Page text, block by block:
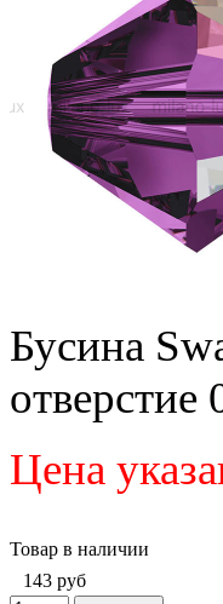
Бусина
отверстие
Цена
Товар в наличии
143 руб